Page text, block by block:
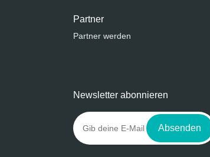
Partner
Partner werden
Newsletter abonnieren
Absenden